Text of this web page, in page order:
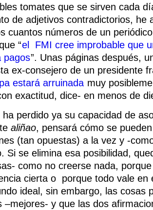
tomates que se sirven cada
de adjetivos contradictorios, he
cuantos números de un
“el FMI cree improbable que
pagos”. Unas páginas después,
ex-consejero de un presidente
estará arruinada muy
exactitud, dice‑ en menos de
ha perdido ya su capacidad de
aliñao, pensará cómo se
(tan opuestas) a la vez y -
Si se elimina esa posibilidad,
como no creerse nada,
cierta o porque todo vale en
ideal, sin embargo, las cosas
–mejores‑ y que las dos